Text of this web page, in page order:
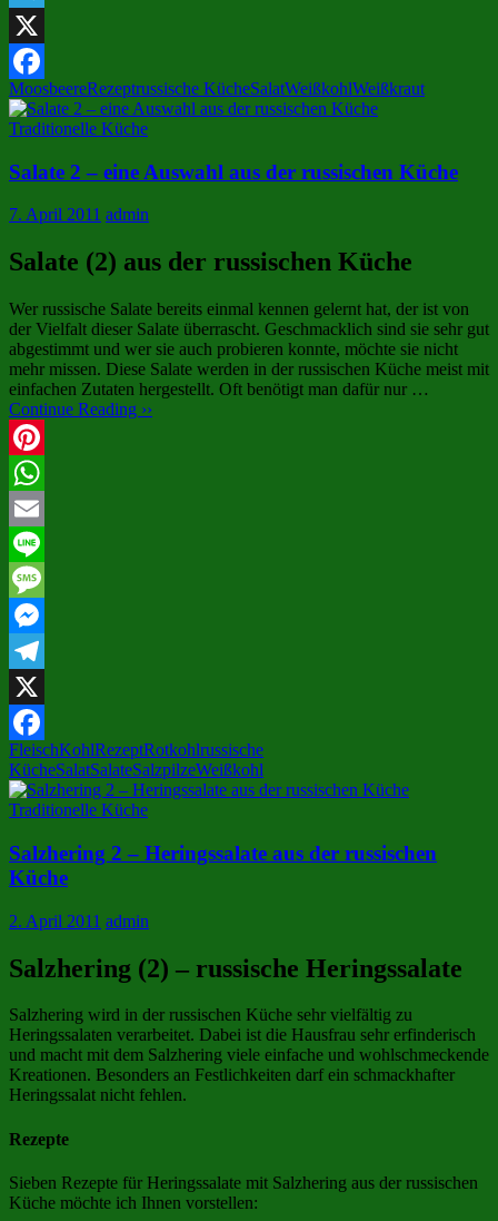
Telegram
X
Facebook
MoosbeereRezeptrussische KücheSalatWeißkohlWeißkraut
Traditionelle Küche
Salate 2 – eine Auswahl aus der russischen Küche
7. April 2011 admin
Salate (2) aus der russischen Küche
Wer russische Salate bereits einmal kennen gelernt hat, der ist von
der Vielfalt dieser Salate überrascht. Geschmacklich sind sie sehr gut
abgestimmt und wer sie auch probieren konnte, möchte sie nicht
mehr missen. Diese Salate werden in der russischen Küche meist mit
einfachen Zutaten hergestellt. Oft benötigt man dafür nur …
Continue Reading ››
Pinterest
WhatsApp
Email
Line
Message
Messenger
Telegram
X
Facebook
FleischKohlRezeptRotkohlrussische
KücheSalatSalateSalzpilzeWeißkohl
Traditionelle Küche
Salzhering 2 – Heringssalate aus der russischen
Küche
2. April 2011 admin
Salzhering (2) – russische Heringssalate
Salzhering wird in der russischen Küche sehr vielfältig zu
Heringssalaten verarbeitet. Dabei ist die Hausfrau sehr erfinderisch
und macht mit dem Salzhering viele einfache und wohlschmeckende
Kreationen. Besonders an Festlichkeiten darf ein schmackhafter
Heringssalat nicht fehlen.
Rezepte
Sieben Rezepte für Heringssalate mit Salzhering aus der russischen
Küche möchte ich Ihnen vorstellen: